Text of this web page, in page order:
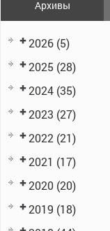
Архивы
2026 (5)
2025 (28)
2024 (35)
2023 (27)
2022 (21)
2021 (17)
2020 (20)
2019 (18)